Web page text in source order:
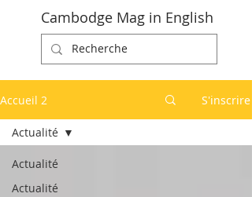
Cambodge Mag in English
Accueil 2 S'inscrire
Actualité
Actualité
Actualité